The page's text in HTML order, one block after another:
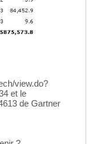
view.do?
et le
de Gartner